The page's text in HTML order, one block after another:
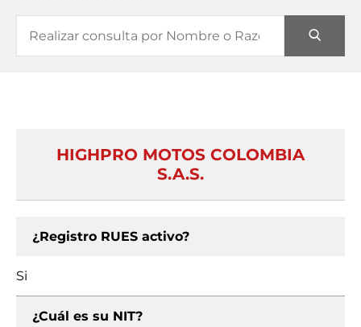
HIGHPRO MOTOS COLOMBIA
S.A.S.
¿Registro RUES activo?
Si
¿Cuál es su NIT?